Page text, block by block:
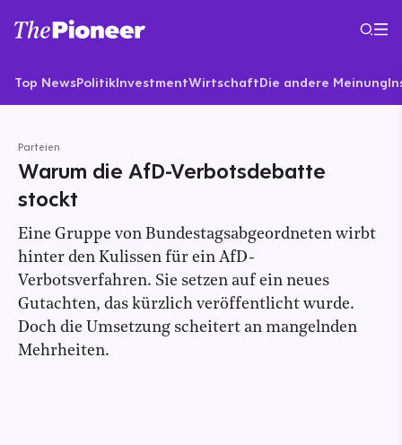
Top NewsPolitikInvestmentWirtschaftDie andere Meinung
Parteien
Warum die AfD-Verbotsdebatte
stockt
Eine Gruppe von Bundestagsabgeordneten wirbt
hinter den Kulissen für ein AfD-
Verbotsverfahren. Sie setzen auf ein neues
Gutachten, das kürzlich veröffentlicht wurde.
Doch die Umsetzung scheitert an mangelnden
Mehrheiten.